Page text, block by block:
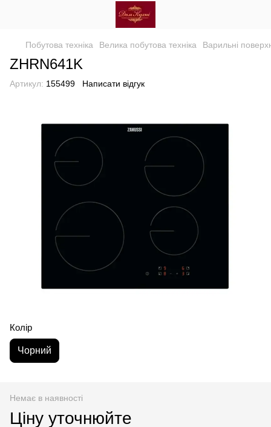
Побутова техніка Велика побутова техніка Варильні
ZHRN641K
Артикул: 155499 Написати відгук
Колір
Чорний
Немає в наявності
Ціну уточнюйте